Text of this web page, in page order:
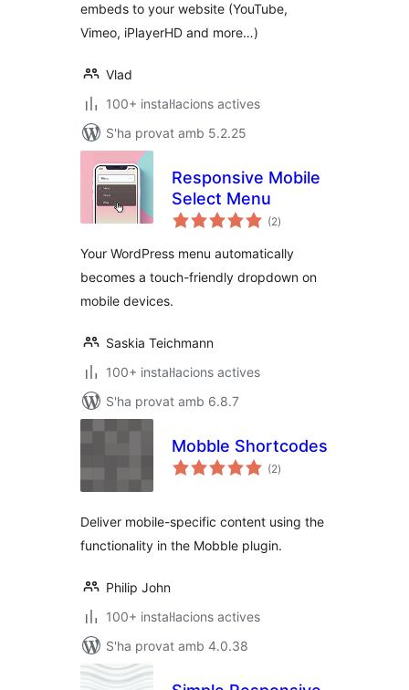
embeds to your website (YouTube,
Vimeo, iPlayerHD and more…)
Vlad
100+ instal·lacions actives
S'ha provat amb 5.2.25
Responsive Mobile
Select Menu
(2puntuacions
totals
)
Your WordPress menu automatically
becomes a touch-friendly dropdown on
mobile devices.
Saskia Teichmann
100+ instal·lacions actives
S'ha provat amb 6.8.7
Mobble Shortcodes
(2puntuacions
totals
)
Deliver mobile-specific content using the
functionality in the Mobble plugin.
Philip John
100+ instal·lacions actives
S'ha provat amb 4.0.38